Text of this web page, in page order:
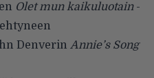
Olet mun kaikuluotain-
Denverin Annie’s Song